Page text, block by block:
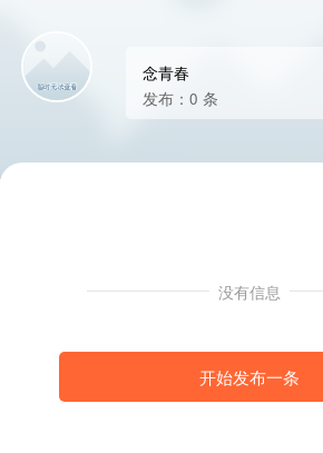
念青春
发布：0 条
没有信息
开始发布一条